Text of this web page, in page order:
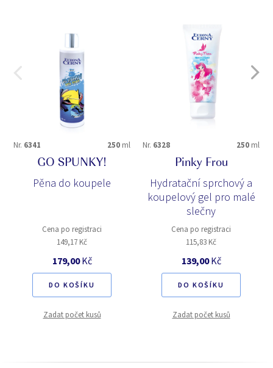
Nr. 6341 250 ml
GO SPUNKY!
Pěna do koupele
Cena po registraci
149,17 Kč
179,00Kč
DO KOŠÍKU
Zadat počet kusů
Nr. 6328 250 ml
Pinky Frou
Hydratační sprchový a
koupelový gel pro malé
slečny
Cena po registraci
115,83 Kč
139,00Kč
DO KOŠÍKU
Zadat počet kusů